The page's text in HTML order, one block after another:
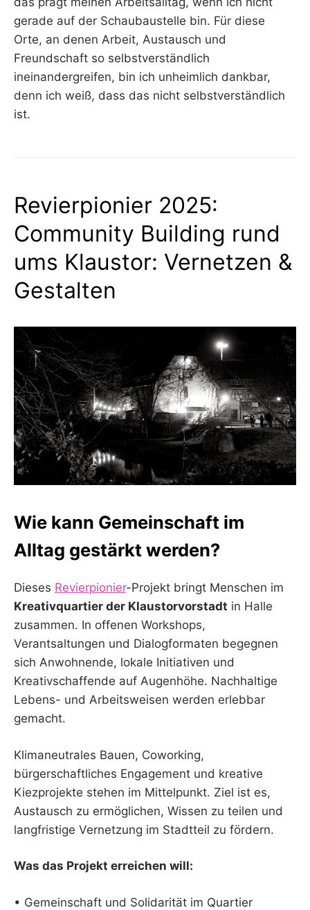
gerade auf der Schaubaustelle bin. Für diese
Orte, an denen Arbeit, Austausch und
Freundschaft so selbstverständlich
ineinandergreifen, bin ich unheimlich dankbar,
denn ich weiß, dass das nicht selbstverständlich
ist.
Revierpionier 2025:
Community Building rund
ums Klaustor: Vernetzen &
Gestalten
Wie kann Gemeinschaft im
Alltag gestärkt werden?
Dieses Revierpionier-Projekt bringt Menschen im
Kreativquartier der Klaustorvorstadt in Halle
zusammen. In offenen Workshops,
Verantsaltungen und Dialogformaten begegnen
sich Anwohnende, lokale Initiativen und
Kreativschaffende auf Augenhöhe. Nachhaltige
Lebens- und Arbeitsweisen werden erlebbar
gemacht.
Klimaneutrales Bauen, Coworking,
bürgerschaftliches Engagement und kreative
Kiezprojekte stehen im Mittelpunkt. Ziel ist es,
Austausch zu ermöglichen, Wissen zu teilen und
langfristige Vernetzung im Stadtteil zu fördern.
Was das Projekt erreichen will:
• Gemeinschaft und Solidarität im Quartier